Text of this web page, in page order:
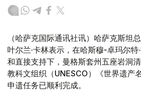
（哈萨克国际通讯社讯）哈萨克斯坦
叶尔兰·卡林表示，在哈斯穆-卓玛尔特
和直接支持下，曼格斯套州五座岩洞
教科文组织（UNESCO）《世界遗产
申遗任务已顺利完成。